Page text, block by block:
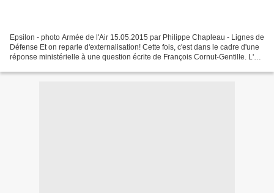
Epsilon - photo Armée de l'Air 15.05.2015 par Philippe Chapleau - Lignes de
Défense Et on reparle d'externalisation! Cette fois, c'est dans le cadre d'une
réponse ministérielle à une question écrite de François Cornut-Gentille. L'élu